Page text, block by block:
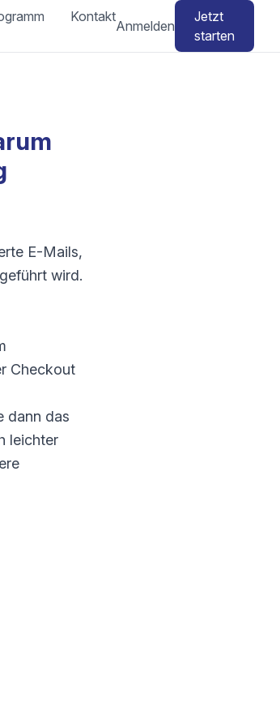
Kontakt
Anmelden
Jetzt
starten
E-Mails,
wird.
Checkout
dann das
leichter